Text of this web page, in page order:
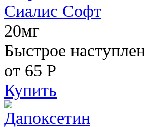
Сиалис Софт
20мг
Быстрое
от 65 Р
Купить